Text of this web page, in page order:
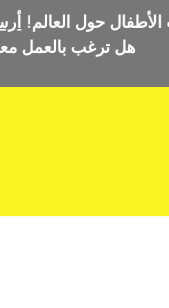
هل ترغب بالعمل
حول العالم!